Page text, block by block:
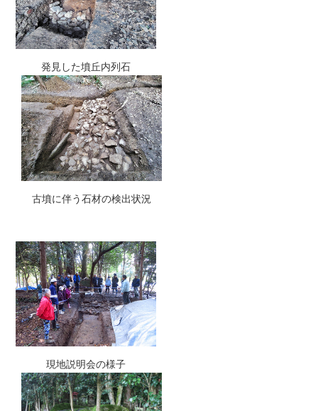
発見した墳丘内列石
古墳に伴う石材の検出状況
現地説明会の様子